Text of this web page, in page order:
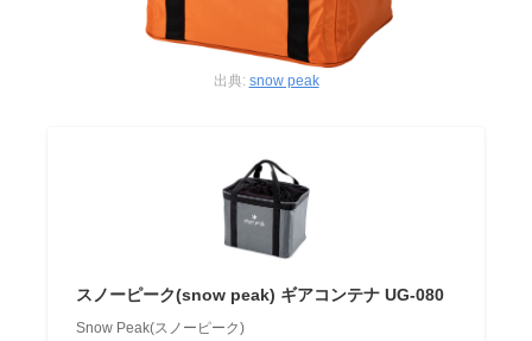
出典: snow peak
スノーピーク(snow peak) ギアコンテナ UG-080
Snow Peak(スノーピーク)